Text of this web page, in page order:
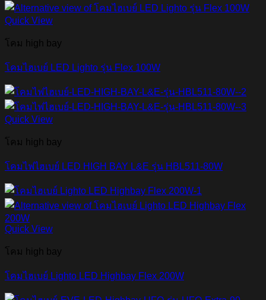
Quick View
โคม high bay
โคมไฮเบย์ LED Lighto รุ่น Flex 100W
Quick View
โคม high bay
โคมไฟไฮเบย์ LED HIGH BAY L&E รุ่น HBL511-80W
Quick View
โคม high bay
โคมไฮเบย์ Lighto LED Highbay Flex 200W